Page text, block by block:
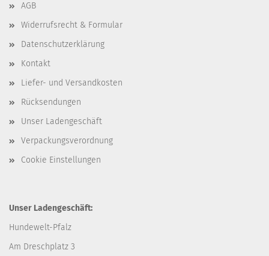
AGB
Widerrufsrecht & Formular
Datenschutzerklärung
Kontakt
Liefer- und Versandkosten
Rücksendungen
Unser Ladengeschäft
Verpackungsverordnung
Cookie Einstellungen
Unser Ladengeschäft:
Hundewelt-Pfalz
Am Dreschplatz 3